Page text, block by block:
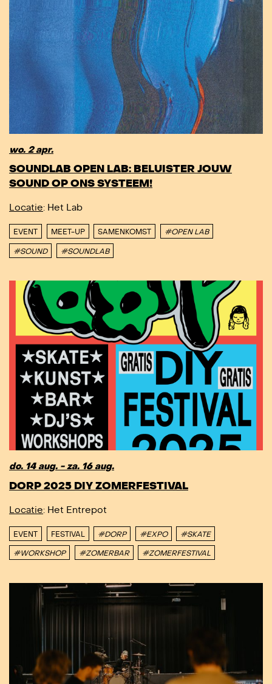
wo. 2 apr.
SOUNDLAB OPEN LAB: BELUISTER JOUW
SOUND OP ONS SYSTEEM!
Locatie: Het Lab
EVENT MEET-UP SAMENKOMST #OPEN LAB
#SOUND #SOUNDLAB
do. 14 aug. - za. 16 aug.
DORP 2025 DIY ZOMERFESTIVAL
Locatie: Het Entrepot
EVENT FESTIVAL #DORP #EXPO #SKATE
#WORKSHOP #ZOMERBAR #ZOMERFESTIVAL